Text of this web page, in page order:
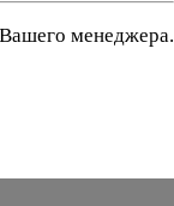
менеджера.